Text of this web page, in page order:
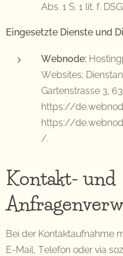
Abs. 1 S. 1 lit. f.
Eingesetzte Dienste und
Webnode:
Websites;
Gartenstrasse 3,
https://
https://
/.
Kontakt- und
Bei der Kontaktaufnahme
E-Mail, Telefon oder via